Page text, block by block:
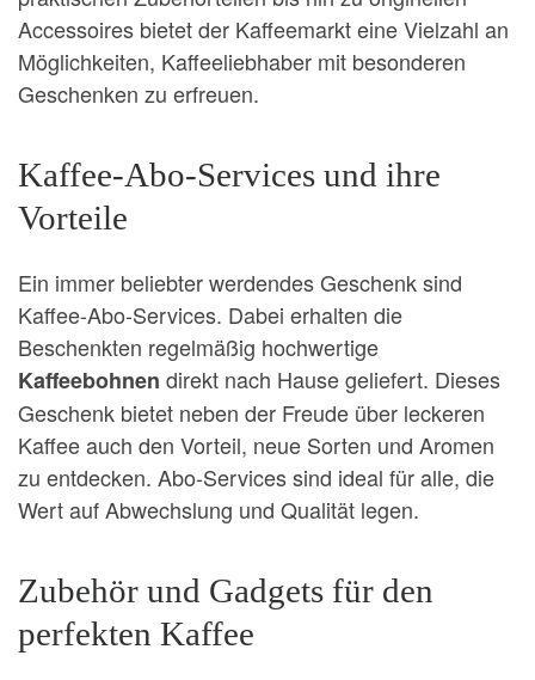
Accessoires bietet der Kaffeemarkt eine Vielzahl an
Möglichkeiten, Kaffeeliebhaber mit besonderen
Geschenken zu erfreuen.
Kaffee-Abo-Services und ihre
Vorteile
Ein immer beliebter werdendes Geschenk sind
Kaffee-Abo-Services. Dabei erhalten die
Beschenkten regelmäßig hochwertige
Kaffeebohnen direkt nach Hause geliefert. Dieses
Geschenk bietet neben der Freude über leckeren
Kaffee auch den Vorteil, neue Sorten und Aromen
zu entdecken. Abo-Services sind ideal für alle, die
Wert auf Abwechslung und Qualität legen.
Zubehör und Gadgets für den
perfekten Kaffee